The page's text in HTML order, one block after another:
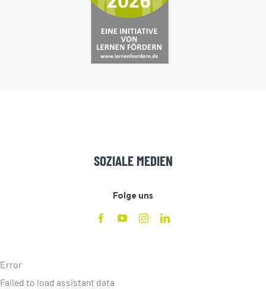
SOZIALE MEDIEN
Folge uns
Error
Failed to load assistant data